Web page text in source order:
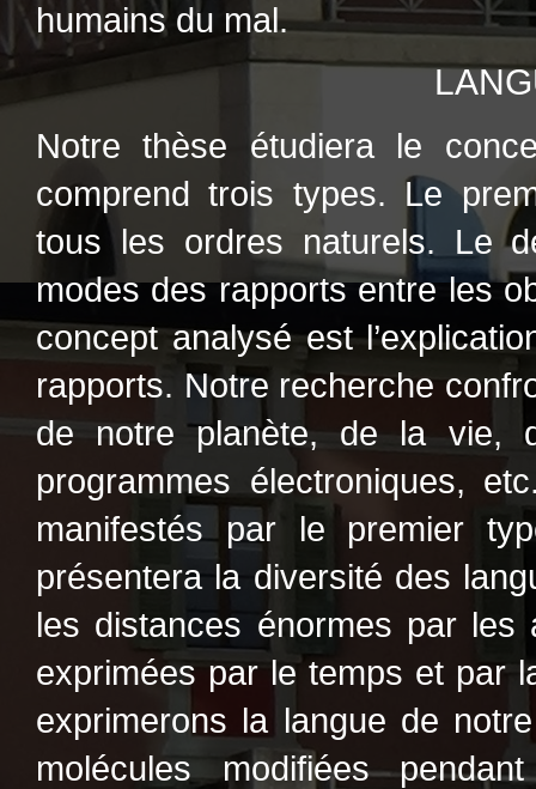
humains du mal.
Notre thèse étudiera le
comprend trois types. Le
tous les ordres naturels. Le
modes des rapports entre les
concept analysé est
rapports. Notre recherche
de notre planète, de la vie,
programmes électroniques,
manifestés par le premier
présentera la diversité des
les distances énormes par les
exprimées par le temps et par
exprimerons la langue de
molécules modifiées